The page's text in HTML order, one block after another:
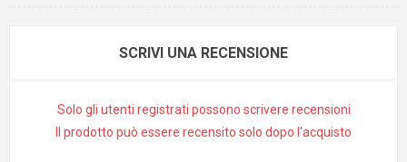
SCRIVI UNA RECENSIONE
Solo gli utenti registrati possono scrivere recensioni
Il prodotto può essere recensito solo dopo l'acquisto